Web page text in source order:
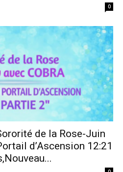
0
de la Rose-Juin
d’Ascension 12:21